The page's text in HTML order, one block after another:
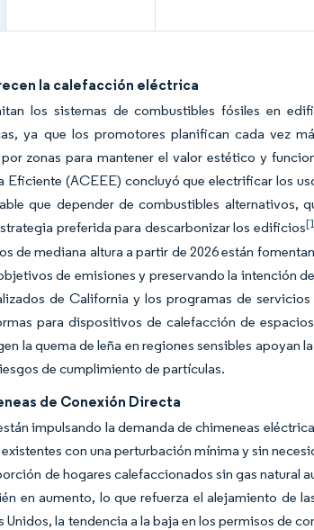
la calefacción eléctrica
los sistemas de combustibles fósiles en
ya que los promotores planifican cada vez
zonas para mantener el valor estético y
(ACEEE) concluyó que electrificar los
que depender de combustibles alternativos,
preferida para descarbonizar los edificios
mediana altura a partir de 2026 están
de emisiones y preservando la intención
de California y los programas de
para dispositivos de calefacción de
la quema de leña en regiones sensibles apoyan
de cumplimiento de partículas.
de Conexión Directa
impulsando la demanda de chimeneas
con una perturbación mínima y sin
de hogares calefaccionados sin gas natural
en aumento, lo que refuerza el alejamiento de
Unidos, la tendencia a la baja en los permisos de